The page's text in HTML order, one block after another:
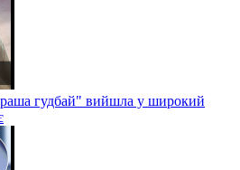
гудбай" вийшла у широкий